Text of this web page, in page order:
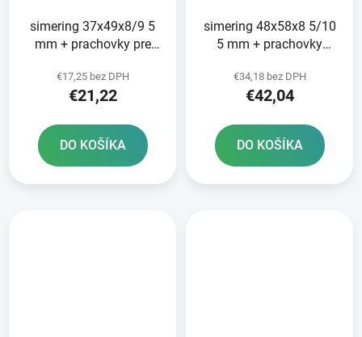
simering 37x49x8/9 5
mm + prachovky pre
€17,25 bez DPH
€21,22
DO KOŠÍKA
simering 48x58x8 5/10
5 mm + prachovky
vidlice Tourmax
€34,18 bez DPH
€42,04
DO KOŠÍKA